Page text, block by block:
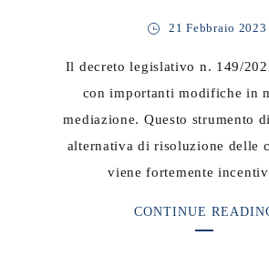
21 Febbraio 2023
Il decreto legislativo n. 149/
con importanti modifiche in
mediazione. Questo strumento
alternativa di risoluzione delle
viene fortemente
CONTINUE